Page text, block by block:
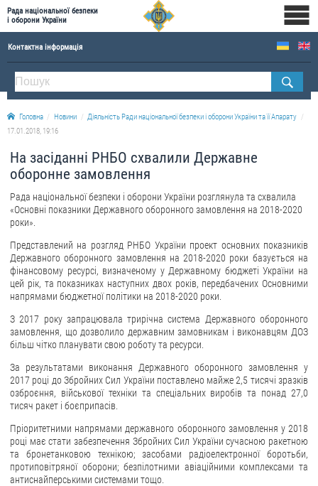
Рада національної безпеки
і оборони України
Контактна інформація
ПРО РНБОУ
Склад Ради національної безпеки і оборони України
Апарат Ради національної безпеки і оборони України
Історична довідка про діяльність Ради національної безпеки і оборони України
ОФІЦІЙНІ ДОКУМЕНТИ
ПРЕСЦЕНТР
Новини
Drone Deals
Фотогалерея
Відеогалерея
ЗВЕРНЕННЯ ГРОМАДЯН
Звернення громадян
Електронне звернення
Організація доступу до публічної інформації
Запит на отримання публічної інформації
Головна Новини
Діяльність Ради національної безпеки і оборони України та її Апарату
17.01.2018, 19:16
На засіданні РНБО схвалили Державне
оборонне замовлення
Рада національної безпеки і оборони України розглянула та схвалила
«Основні показники Державного оборонного замовлення на 2018-2020
роки».
Представлений на розгляд РНБО України проект основних показників
Державного оборонного замовлення на 2018-2020 роки базується на
фінансовому ресурсі, визначеному у Державному бюджеті України на
цей рік, та показниках наступних двох років, передбачених Основними
напрямами бюджетної політики на 2018-2020 роки.
З 2017 року запрацювала трирічна система Державного оборонного
замовлення, що дозволило державним замовникам і виконавцям ДОЗ
більш чітко планувати свою роботу та ресурси.
За результатами виконання Державного оборонного замовлення у
2017 році до Збройних Сил України поставлено майже 2,5 тисячі зразків
озброєння, військової техніки та спеціальних виробів та понад 27,0
тисяч ракет і боєприпасів.
Пріоритетними напрямами державного оборонного замовлення у 2018
році має стати забезпечення Збройних Сил України сучасною ракетною
та бронетанковою технікою; засобами радіоелектронної боротьби,
протиповітряної оборони; безпілотними авіаційними комплексами та
антиснайперськими системами тощо.